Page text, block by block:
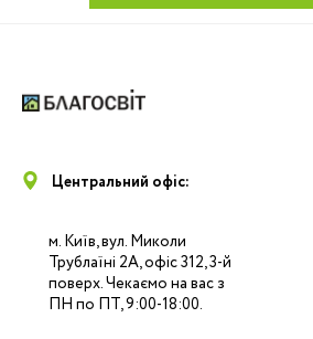
Центральний офіс:
м. Київ, вул. Миколи
Трублаїні 2А, офіс 312, 3-й
поверх. Чекаємо на вас з
ПН по ПТ, 9:00-18:00.